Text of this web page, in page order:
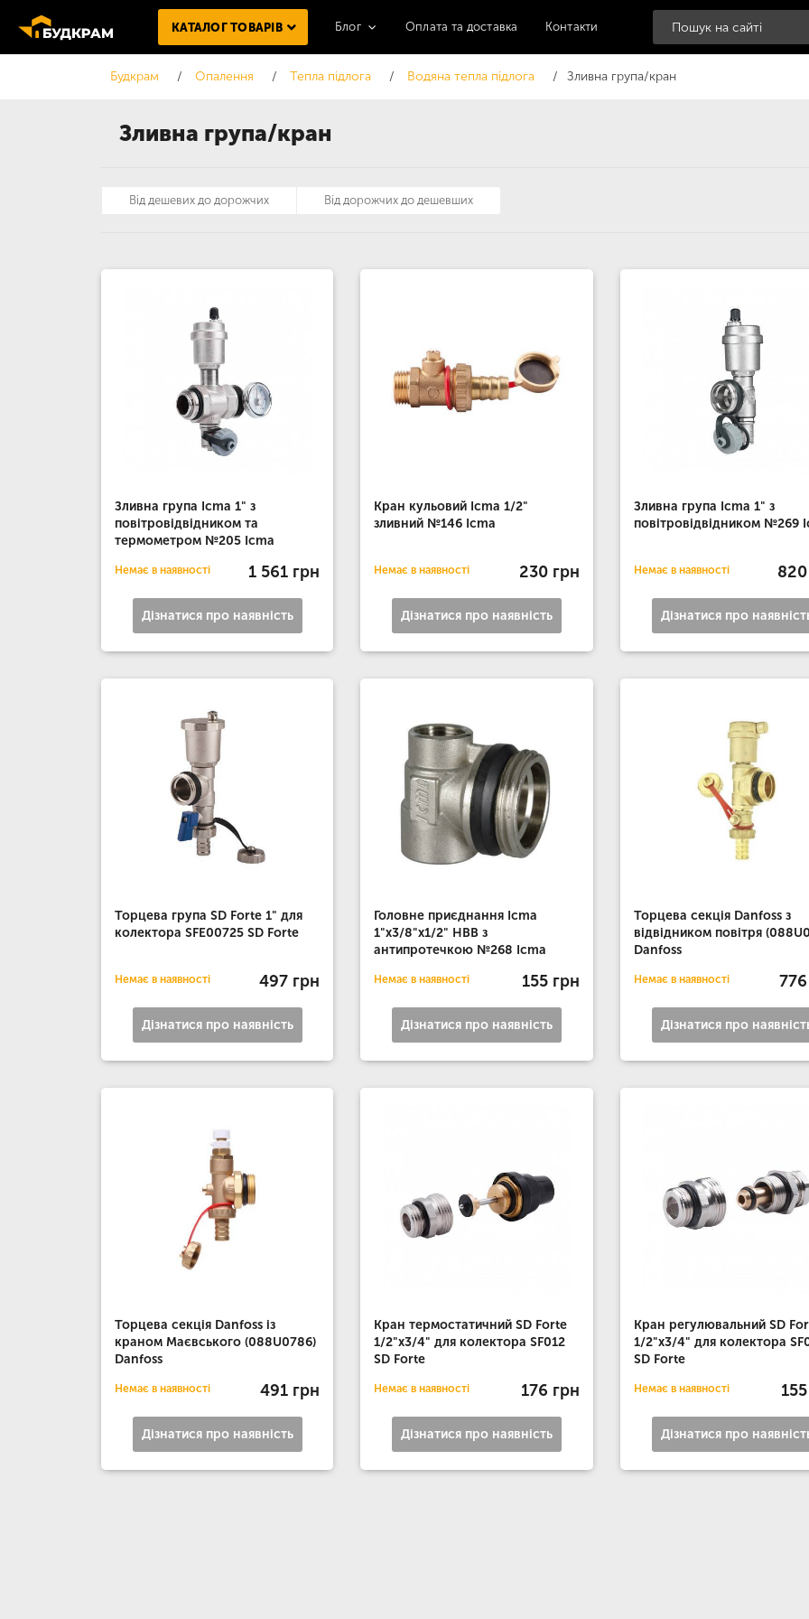
Зливна група/кран
КАТАЛОГ ТОВАРІВ Блог Оплата та доставка Контакти
Будкрам Опалення Тепла підлога Водяна тепла підлога Зливна група/кран
Зливна група Icma 1" з
повітровідвідником та
термометром №205 Icma
Немає в наявності 1 561 грн
Дізнатися про наявність
Кран кульовий Icma 1/2"
зливний №146 Icma
Немає в наявності 230 грн
Дізнатися про наявність
Зливна група Icma 1" з
повітровідвідником №269
Немає в наявності
Дізнатися про
Торцева група SD Forte 1" для
колектора SFE00725 SD Forte
Немає в наявності 497 грн
Дізнатися про наявність
Головне приєднання Icma
1"х3/8"х1/2" НВВ з
антипротечкою №268 Icma
Немає в наявності 155 грн
Дізнатися про наявність
Торцева секція Danfoss з
відвідником повітря
Danfoss
Немає в наявності
Дізнатися про
Торцева секція Danfoss із
краном Маєвського (088U0786)
Danfoss
Немає в наявності 491 грн
Дізнатися про наявність
Кран термостатичний SD Forte
1/2"х3/4" для колектора SF012
SD Forte
Немає в наявності 176 грн
Дізнатися про наявність
Кран регулювальний SD
1/2"х3/4" для колектора
SD Forte
Немає в наявності
Дізнатися про
Від дешевих до дорожчих Від дорожчих до дешевших